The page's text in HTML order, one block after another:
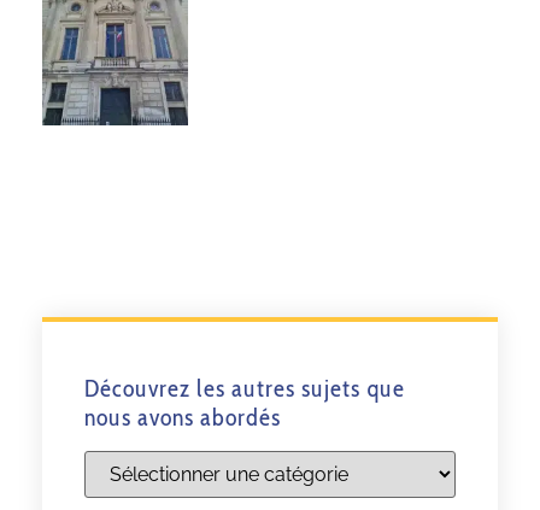
Découvrez les autres sujets que
nous avons abordés